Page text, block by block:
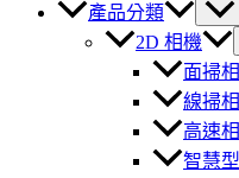
產品分類
2D 相機
面掃
線掃
高速
智慧